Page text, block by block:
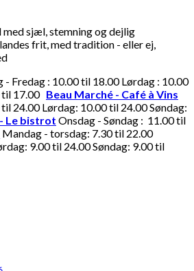
med sjæl, stemning og dejlig
frit, med tradition - eller ej,
- Fredag : 10.00 til 18.00 Lørdag : 10.00
til 17.00 Beau Marché - Café à Vins
24.00 Lørdag: 10.00 til 24.00 Søndag:
Le bistrot Onsdag - Søndag : 11.00 til
Mandag - torsdag: 7.30 til 22.00
9.00 til 24.00 Søndag: 9.00 til